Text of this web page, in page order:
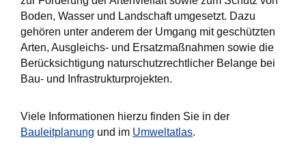
Boden, Wasser und Landschaft umgesetzt. Dazu
gehören unter anderem der Umgang mit geschützten
Arten, Ausgleichs‑ und Ersatzmaßnahmen sowie die
Berücksichtigung naturschutzrechtlicher Belange bei
Bau‑ und Infrastrukturprojekten.
Viele Informationen hierzu finden Sie in der
Bauleitplanung und im Umweltatlas.